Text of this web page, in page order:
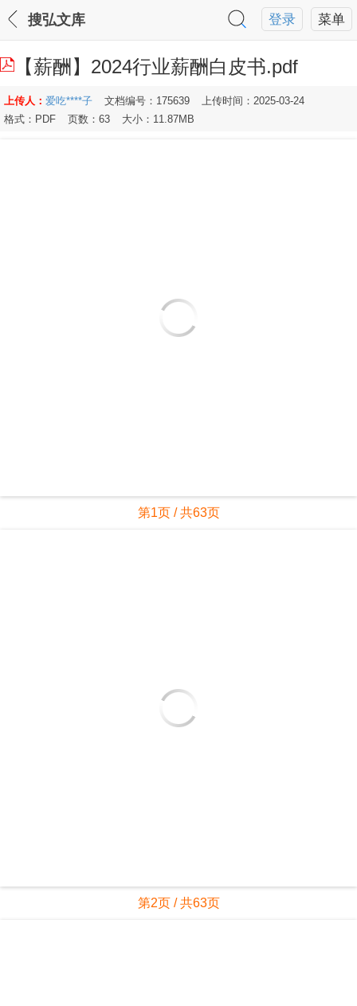
菜单
登录
搜弘文库
【薪酬】2024行业薪酬白皮书.pdf
上传人： 爱吃****子 文档编号：175639
上传时间：2025-03-24
格式：PDF
页数：63 大小：11.87MB
第1页 / 共63页
第2页 / 共63页